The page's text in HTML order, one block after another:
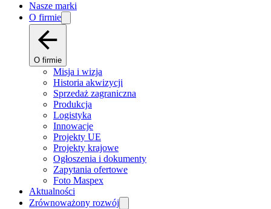
Nasze marki
O firmie
O firmie
Misja i wizja
Historia akwizycji
Sprzedaż zagraniczna
Produkcja
Logistyka
Innowacje
Projekty UE
Projekty krajowe
Ogłoszenia i dokumenty
Zapytania ofertowe
Foto Maspex
Aktualności
Zrównoważony rozwój